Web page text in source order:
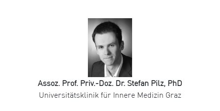
Assoz. Prof. Priv.-Doz. Dr. Stefan Pilz, PhD
Universitätsklinik für Innere Medizin Graz